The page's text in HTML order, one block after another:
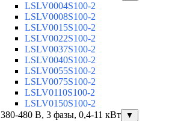
LSLV0004S100-2
LSLV0008S100-2
LSLV0015S100-2
LSLV0022S100-2
LSLV0037S100-2
LSLV0040S100-2
LSLV0055S100-2
LSLV0075S100-2
LSLV0110S100-2
LSLV0150S100-2
380-480 В, 3 фазы, 0,4-11 кВт
▼